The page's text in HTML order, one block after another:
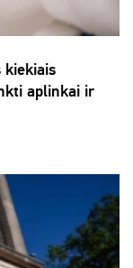
kiekiais
aplinkai ir